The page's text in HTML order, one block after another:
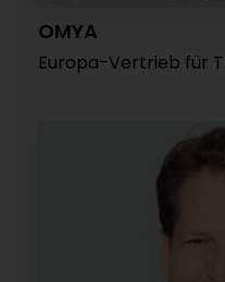
OMYA
Europa-Vertrieb für